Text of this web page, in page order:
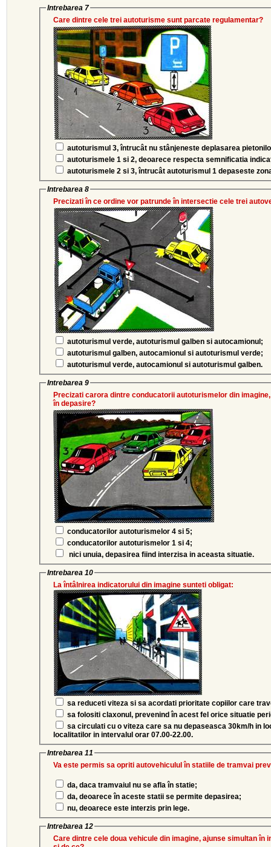
Intrebarea 7
Care dintre cele trei autoturisme sunt parcate regulamentar?
autoturismul 3, întrucât nu stânjeneste deplasarea
autoturismele 1 si 2, deoarece respecta semnificatia
autoturismele 2 si 3, întrucât autoturismul 1 depaseste
Intrebarea 8
Precizati în ce ordine vor patrunde în intersectie cele trei
autoturismul verde, autoturismul galben si autocamionul;
autoturismul galben, autocamionul si autoturismul verde;
autoturismul verde, autocamionul si autoturismul galben.
Intrebarea 9
Precizati carora dintre conducatorii autoturismelor din
în depasire?
conducatorilor autoturismelor 4 si 5;
conducatorilor autoturismelor 1 si 4;
nici unuia, depasirea fiind interzisa in aceasta situatie.
Intrebarea 10
La întâlnirea indicatorului din imagine sunteti obligat:
sa reduceti viteza si sa acordati prioritate copiilor care
sa folositi claxonul, prevenind în acest fel orice situatie
localitatilor in intervalul orar 07.00-22.00.
Intrebarea 11
Va este permis sa opriti autovehiculul în statiile de tramvai
da, daca tramvaiul nu se afla în statie;
da, deoarece în aceste statii se permite depasirea;
nu, deoarece este interzis prin lege.
Intrebarea 12
Care dintre cele doua vehicule din imagine, ajunse simultan în